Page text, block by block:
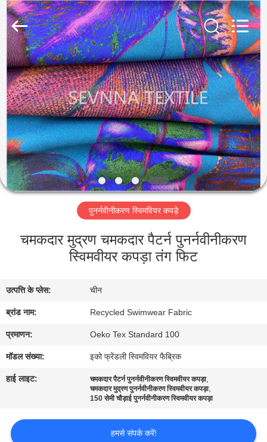
घर
उत्पादों
वीआर
दिखाएँ
हमारे
भ्रमण
गुणवत्ता
नियंत्रण
2026
SEVNNA
TEXTILE.
Rights
Reserved.
पुनर्नवीनीकरण स्विमवियर कपड़े
चमकदार मुद्रण चमकदार पैटर्न पुनर्नवीनीकरण
स्विमवीयर कपड़ा तंग फिट
उत्पत्ति के प्लेस: चीन
ब्रांड नाम: Recycled Swimwear Fabric
प्रमाणन: Oeko Tex Standard 100
मॉडल संख्या: इको फ्रेंडली स्विमवियर फैब्रिक
हाई लाइट: चमकदार पैटर्न पुनर्नवीनीकरण स्विमवीयर कपड़ा,
चमकदार मुद्रण पुनर्नवीनीकरण स्विमवीयर कपड़ा,
150 सेमी चौड़ाई पुनर्नवीनीकरण स्विमवीयर कपड़ा
हमसे संपर्क करें!